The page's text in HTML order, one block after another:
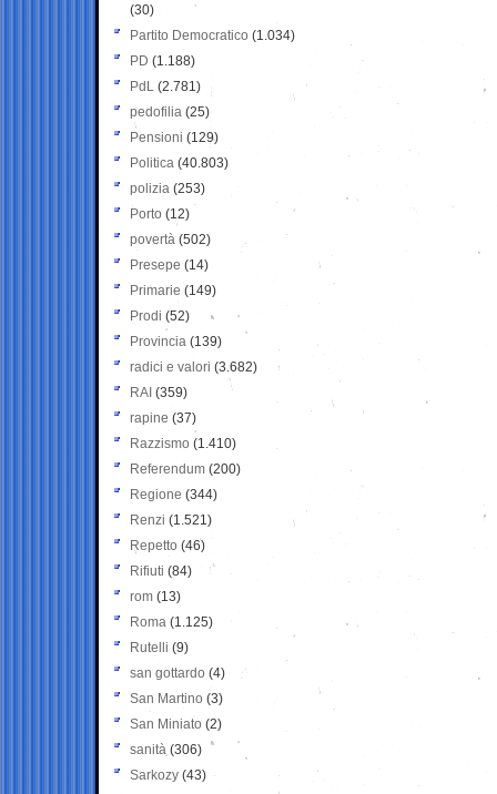
(30)
Partito Democratico (1.034)
PD (1.188)
PdL (2.781)
pedofilia (25)
Pensioni (129)
Politica (40.803)
polizia (253)
Porto (12)
povertà (502)
Presepe (14)
Primarie (149)
Prodi (52)
Provincia (139)
radici e valori (3.682)
RAI (359)
rapine (37)
Razzismo (1.410)
Referendum (200)
Regione (344)
Renzi (1.521)
Repetto (46)
Rifiuti (84)
rom (13)
Roma (1.125)
Rutelli (9)
san gottardo (4)
San Martino (3)
San Miniato (2)
sanità (306)
Sarkozy (43)